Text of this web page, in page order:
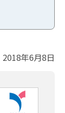
2018年6月8日